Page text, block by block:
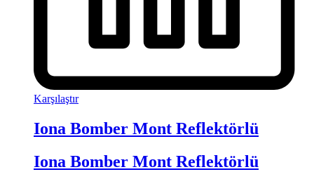
Karşılaştır
Iona Bomber Mont Reflektörlü
Iona Bomber Mont Reflektörlü